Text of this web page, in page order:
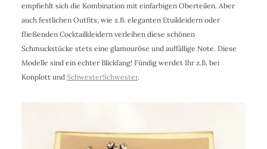
empfiehlt sich die Kombination mit einfarbigen Oberteilen. Aber
auch festlichen Outfits, wie z.B. eleganten Etuikleidern oder
fließenden Cocktailkleidern verleihen diese schönen
Schmuckstücke stets eine glamouröse und auffällige Note. Diese
Modelle sind ein echter Blickfang! Fündig werdet Ihr z.B. bei
Konplott und SchwesterSchwester.